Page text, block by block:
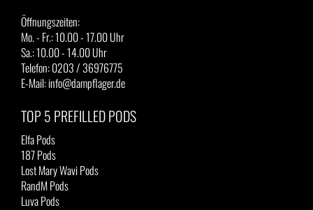
Öffnungszeiten:
Mo. - Fr.: 10.00 - 17.00 Uhr
Sa.: 10.00 - 14.00 Uhr
Telefon: 0203 / 36976775
E-Mail: info@dampflager.de
TOP 5 PREFILLED PODS
Elfa Pods
187 Pods
Lost Mary Wavi Pods
RandM Pods
Luva Pods